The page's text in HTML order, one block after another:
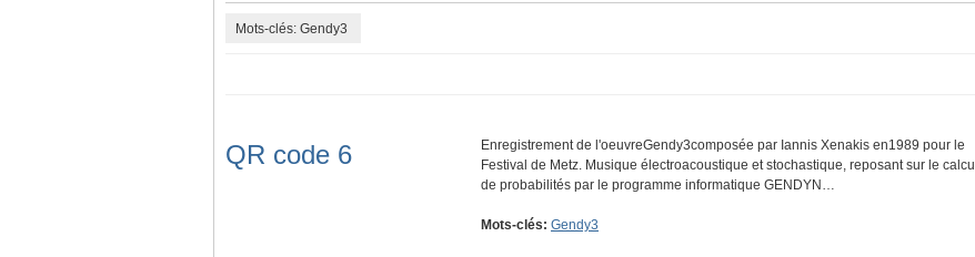
Mots-clés: Gendy3
QR code 6
Enregistrement de l'oeuvreGendy3composée par Iannis Xenakis en1989 pour le
Festival de Metz. Musique électroacoustique et stochastique, reposant sur le calcul
de probabilités par le programme informatique GENDYN…
Mots-clés: Gendy3